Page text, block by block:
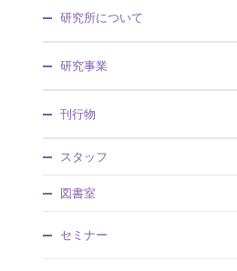
研究所について
組織・所掌
事業概要
沿革・歴史館
採用情報
調達情報
情報公開
社人研パンフレット
アクセスマップ
研究事業
将来推計人口・世帯数
社会保障費用統計
社会保障・人口問題基本調査
人口統計資料集
刊行物
社会保障研究
調査研究報告資料
人口問題研究資料
所内研究報告
スタッフ
図書室
セミナー